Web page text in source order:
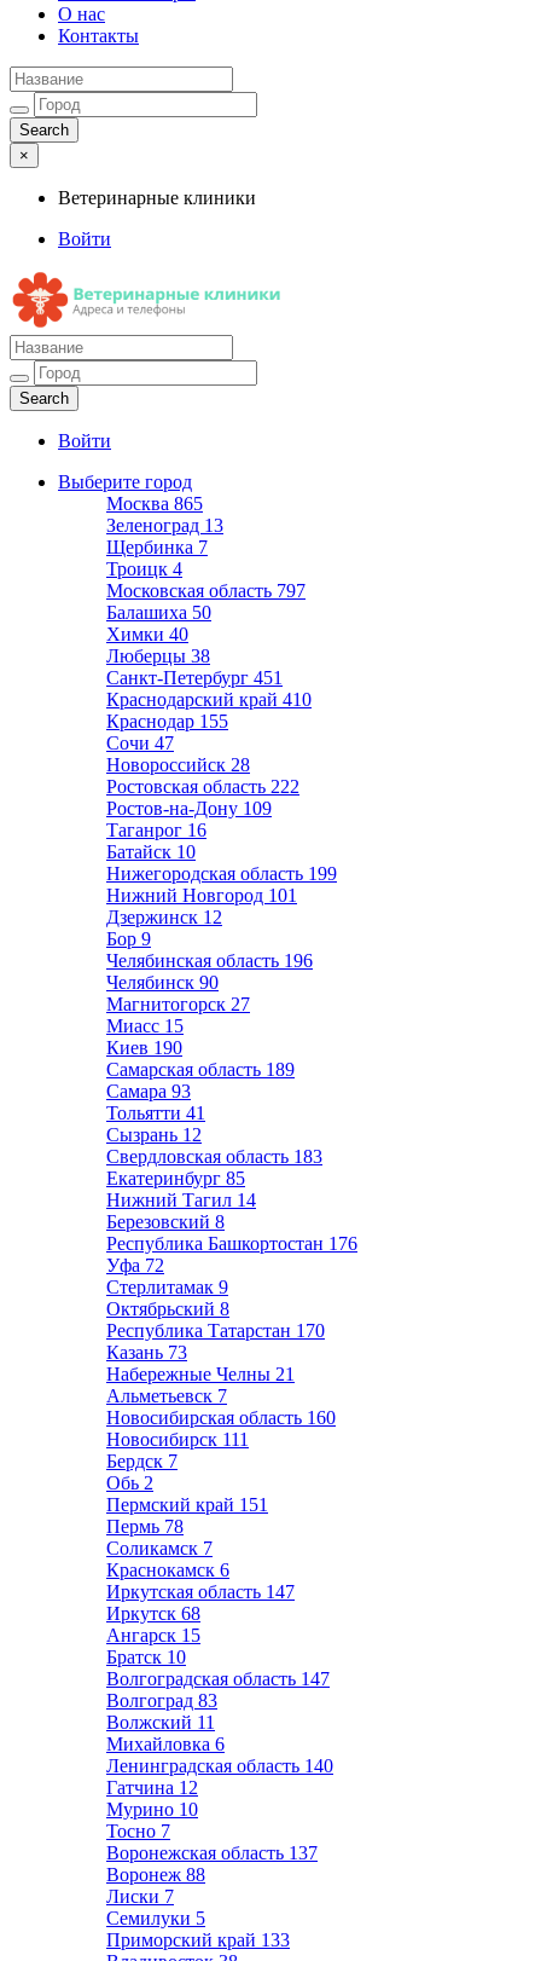
О нас
Контакты
×
Ветеринарные клиники
Войти
Ветеринарные клиники
Адреса и телефоны
Войти
Выберите город
Москва 865
Зеленоград 13
Щербинка 7
Троицк 4
Московская область 797
Балашиха 50
Химки 40
Люберцы 38
Санкт-Петербург 451
Краснодарский край 410
Краснодар 155
Сочи 47
Новороссийск 28
Ростовская область 222
Ростов-на-Дону 109
Таганрог 16
Батайск 10
Нижегородская область 199
Нижний Новгород 101
Дзержинск 12
Бор 9
Челябинская область 196
Челябинск 90
Магнитогорск 27
Миасс 15
Киев 190
Самарская область 189
Самара 93
Тольятти 41
Сызрань 12
Свердловская область 183
Екатеринбург 85
Нижний Тагил 14
Березовский 8
Республика Башкортостан 176
Уфа 72
Стерлитамак 9
Октябрьский 8
Республика Татарстан 170
Казань 73
Набережные Челны 21
Альметьевск 7
Новосибирская область 160
Новосибирск 111
Бердск 7
Обь 2
Пермский край 151
Пермь 78
Соликамск 7
Краснокамск 6
Иркутская область 147
Иркутск 68
Ангарск 15
Братск 10
Волгоградская область 147
Волгоград 83
Волжский 11
Михайловка 6
Ленинградская область 140
Гатчина 12
Мурино 10
Тосно 7
Воронежская область 137
Воронеж 88
Лиски 7
Семилуки 5
Приморский край 133